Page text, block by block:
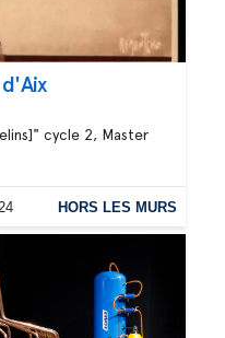
cycle 2, Master
HORS LES MURS